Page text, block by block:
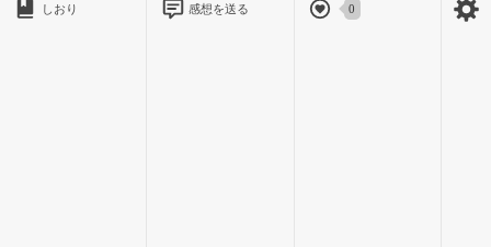
しおり 感想を送る 0
私には３年前から母の再婚で出来た義理の弟がいます｡